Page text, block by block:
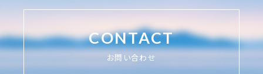
CONTACT
お問い合わせ